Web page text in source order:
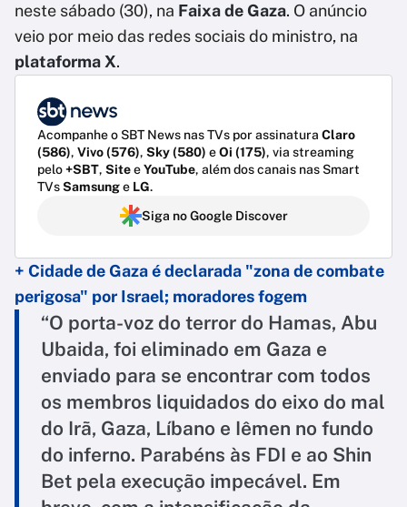
neste sábado (30), na Faixa de Gaza. O anúncio
veio por meio das redes sociais do ministro, na
plataforma X.
Acompanhe o SBT News nas TVs por assinatura Claro
(586), Vivo (576), Sky (580) eOi (175), via streaming
pelo+SBT, SiteeYouTube, além dos canais nas Smart
TVsSamsunge LG.
Siga no Google Discover
+ Cidade de Gaza é declarada "zona de combate
perigosa" por Israel; moradores fogem
“O porta-voz do terror do Hamas, Abu
Ubaida, foi eliminado em Gaza e
enviado para se encontrar com todos
os membros liquidados do eixo do mal
do Irã, Gaza, Líbano e Iêmen no fundo
do inferno. Parabéns às FDI e ao Shin
Bet pela execução impecável. Em